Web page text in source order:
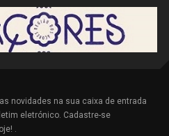
novidades na sua caixa de entrada
eletrónico. Cadastre-se
.